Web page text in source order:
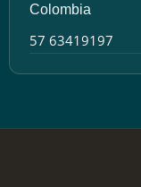
Colombia
57 63419197